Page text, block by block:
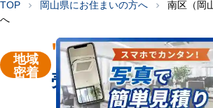
TOP chevron_right 岡山県にお住まいの方へ chevron_right
南区（岡
へ
地域
密着
"岡山市南区"業務
売・工事を承りま